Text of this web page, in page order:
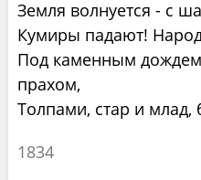
Земля волнуется - с
Кумиры падают!
Под каменным
прахом,
Толпами, стар и млад,
1834